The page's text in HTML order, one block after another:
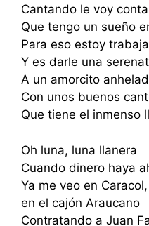
Cantando le voy
Que tengo un sueño
Para eso estoy
Y es darle una
A un amorcito
Con unos buenos
Que tiene el inmenso
Oh luna, luna llanera
Cuando dinero haya
Ya me veo en Caracol,
en el cajón Araucano
Contratando a Juan